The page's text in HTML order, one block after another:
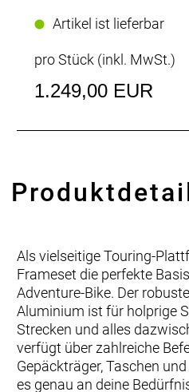
Artikel ist lieferbar
pro Stück (inkl. MwSt.)
1.249,00 EUR
Als vielseitige Touring-
Frameset die perfekte
Adventure-Bike. Der
Aluminium ist für holprige
Strecken und alles
verfügt über zahlreiche
Gepäckträger, Taschen
es genau an deine